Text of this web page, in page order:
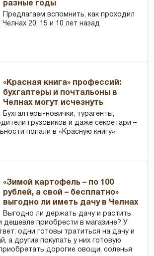
разные годы
Предлагаем вспомнить, как проходил
20, 15 и 10 лет назад
«Красная книга» профессий:
бухгалтеры и почтальоны в
Челнах могут исчезнуть
Бухгалтеры-новички, тур­агенты,
грузовиков и даже секретари –
попали в «Красную книгу»
«Зимой картофель – по 100
рублей, а свой – бесплатно»
выгодно ли иметь дачу в Челнах
Выгодно ли держать дачу и растить
дешевле приобрести в магазине? У
одни готовы тратиться на дачу и
а другие покупать у них готовую
дорогие овощи, соленья